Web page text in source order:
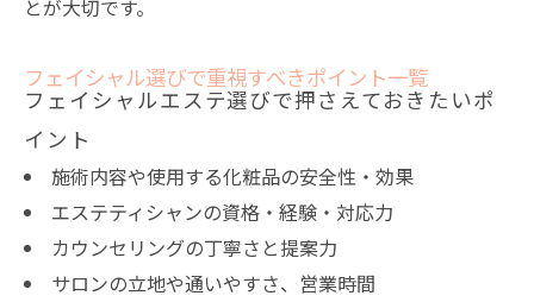
とが大切です。
フェイシャル選びで重視すべきポイント一覧
フェイシャルエステ選びで押さえておきたいポ
イント
施術内容や使用する化粧品の安全性・効果
エステティシャンの資格・経験・対応力
カウンセリングの丁寧さと提案力
サロンの立地や通いやすさ、営業時間